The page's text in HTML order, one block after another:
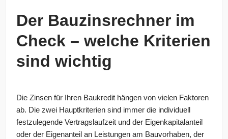
Der Bauzinsrechner im
Check – welche Kriterien
sind wichtig
Die Zinsen für Ihren Baukredit hängen von vielen Faktoren
ab. Die zwei Hauptkriterien sind immer die individuell
festzulegende Vertragslaufzeit und der Eigenkapitalanteil
oder der Eigenanteil an Leistungen am Bauvorhaben, der